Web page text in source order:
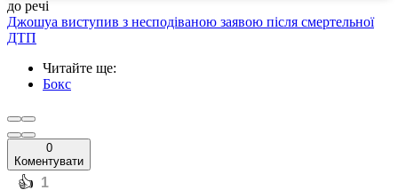
до речі
Джошуа виступив з несподіваною заявою після смертельної
ДТП
Читайте ще:
Бокс
0
Коментувати
️👍 1